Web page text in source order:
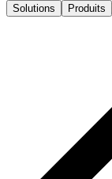
Solutions Produits